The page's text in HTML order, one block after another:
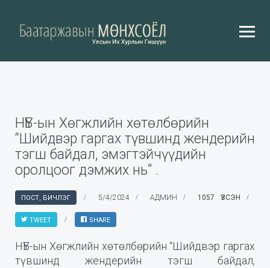
НҮБ-ын Хөгжлийн хөтөлбөрийн
“Шийдвэр гаргах түвшинд жендерийн
тэгш байдал, эмэгтэйчүүдийн
оролцоог дэмжих нь” .
ПОСТ, БИЧЛЭГ 5/4/2024 АДМИН 1057 ҮЗСЭН
TWEET SHARE
НҮБ-ын Хөгжлийн хөтөлбөрийн “Шийдвэр гаргах
түвшинд жендерийн тэгш байдал,